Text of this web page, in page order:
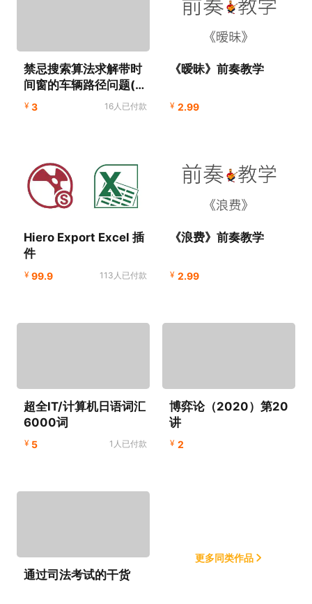
禁忌搜索算法求解带时
间窗的车辆路径问题(惩
罚函数版 附MATLAB代
¥ 3 16人已付款
《暧昧》前奏教学
¥ 2.99
Hiero Export Excel 插
件
¥ 99.9 113人已付款
《浪费》前奏教学
¥ 2.99
超全IT/计算机日语词汇
6000词
¥ 5 1人已付款
博弈论（2020）第20
讲
¥ 2
通过司法考试的干货
更多同类作品